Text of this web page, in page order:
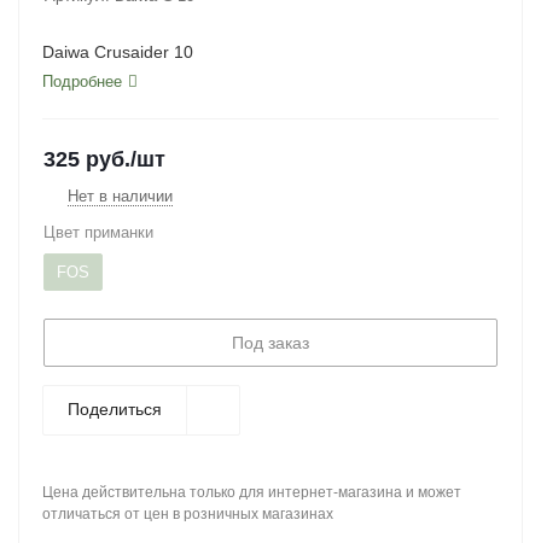
Daiwa Crusaider 10
Подробнее
325 руб./шт
Нет в наличии
Цвет приманки
FOS
Под заказ
Поделиться
Цена действительна только для интернет-магазина и может
отличаться от цен в розничных магазинах